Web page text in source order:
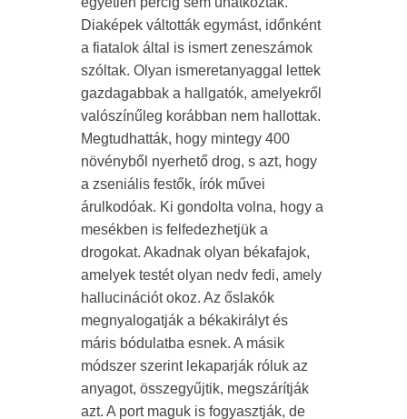
Diaképek váltották egymást, időnként
a fiatalok által is ismert zeneszámok
szóltak. Olyan ismeretanyaggal lettek
gazdagabbak a hallgatók, amelyekről
valószínűleg korábban nem hallottak.
Megtudhatták, hogy mintegy 400
növényből nyerhető drog, s azt, hogy
a zseniális festők, írók művei
árulkodóak. Ki gondolta volna, hogy a
mesékben is felfedezhetjük a
drogokat. Akadnak olyan békafajok,
amelyek testét olyan nedv fedi, amely
hallucinációt okoz. Az őslakók
megnyalogatják a békakirályt és
máris bódulatba esnek. A másik
módszer szerint lekaparják róluk az
anyagot, összegyűjtik, megszárítják
azt. A port maguk is fogyasztják, de